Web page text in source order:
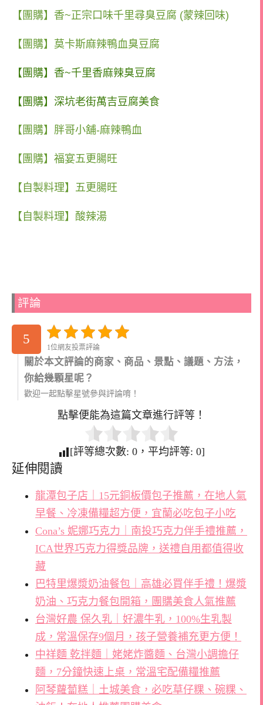
【團購】香~正宗口味千里尋臭豆腐 (蒙辣回味)
【團購】莫卡斯麻辣鴨血臭豆腐
【團購】香~千里香麻辣臭豆腐
【團購】深坑老街萬吉豆腐美食
【團購】胖哥小舖-麻辣鴨血
【團購】福宴五更腸旺
【自製料理】五更腸旺
【自製料理】酸辣湯
評論
5
1位網友投票評論
關於本文評論的商家、商品、景點、議題、方法，
你給幾顆星呢？
歡迎一起點擊星號參與評論唷！
點擊便能為這篇文章進行評等！
[評等總次數: 0 ，平均評等: 0]
延伸閱讀
龍潭包子店｜15元銅板價包子推薦，在地人氣
早餐、冷凍備糧超方便，宜蘭必吃包子小吃
Cona’s 妮娜巧克力｜南投巧克力伴手禮推薦，
ICA世界巧克力得獎品牌，送禮自用都值得收
藏
巴特里爆漿奶油餐包｜高雄必買伴手禮！爆漿
奶油、巧克力餐包開箱，團購美食人氣推薦
台灣好農 保久乳｜好濃牛乳，100%生乳製
成，常溫保存9個月，孩子營養補充更方便！
中祥麵 乾拌麵｜姥姥炸醬麵、台灣小調擔仔
麵，7分鐘快速上桌，常溫宅配備糧推薦
阿琴蘿蔔糕｜土城美食，必吃草仔粿、碗粿、